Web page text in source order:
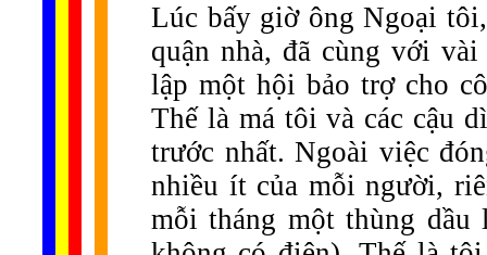
Lúc bấy giờ ông Ngoại
quận nhà, đã cùng với
lập một hội bảo trợ cho
Thế là má tôi và các cậu
trước nhất. Ngoài việc
nhiều ít của mỗi người,
mỗi tháng một thùng dầu